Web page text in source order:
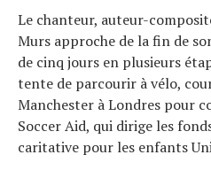
Le chanteur, auteur-
Murs approche de la fin de
de cinq jours en plusieurs
tente de parcourir à vélo,
Manchester à Londres pour
Soccer Aid, qui dirige les
caritative pour les enfants
Actualités
Technologies
Tests de produits